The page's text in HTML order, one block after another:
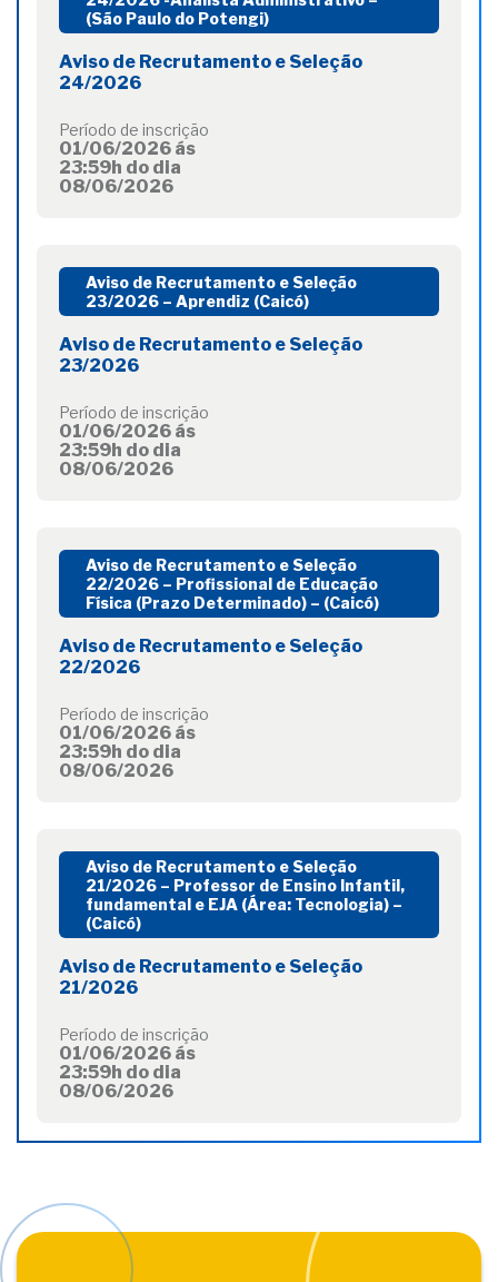
(São Paulo do Potengi)
Aviso de Recrutamento e Seleção
24/2026
Período de inscrição
01/06/2026 ás
23:59h do dia
08/06/2026
Aviso de Recrutamento e Seleção
23/2026 – Aprendiz (Caicó)
Aviso de Recrutamento e Seleção
23/2026
Período de inscrição
01/06/2026 ás
23:59h do dia
08/06/2026
Aviso de Recrutamento e Seleção
22/2026 – Profissional de Educação
Física (Prazo Determinado) – (Caicó)
Aviso de Recrutamento e Seleção
22/2026
Período de inscrição
01/06/2026 ás
23:59h do dia
08/06/2026
Aviso de Recrutamento e Seleção
21/2026 – Professor de Ensino Infantil,
fundamental e EJA (Área: Tecnologia) –
(Caicó)
Aviso de Recrutamento e Seleção
21/2026
Período de inscrição
01/06/2026 ás
23:59h do dia
08/06/2026